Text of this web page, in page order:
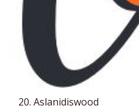
20. Aslanidiswood